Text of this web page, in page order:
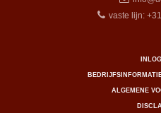
vaste lijn:
ALGEMENE